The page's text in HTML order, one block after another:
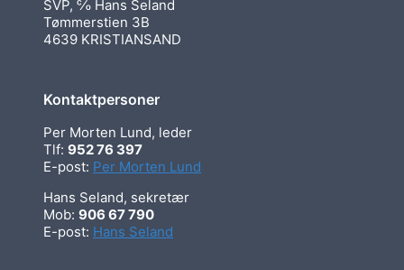
SVP, ℅ Hans Seland
Tømmerstien 3B
4639 KRISTIANSAND
Kontaktpersoner
Per Morten Lund, leder
Tlf: 952 76 397
E-post: Per Morten Lund
Hans Seland, sekretær
Mob: 906 67 790
E-post: Hans Seland